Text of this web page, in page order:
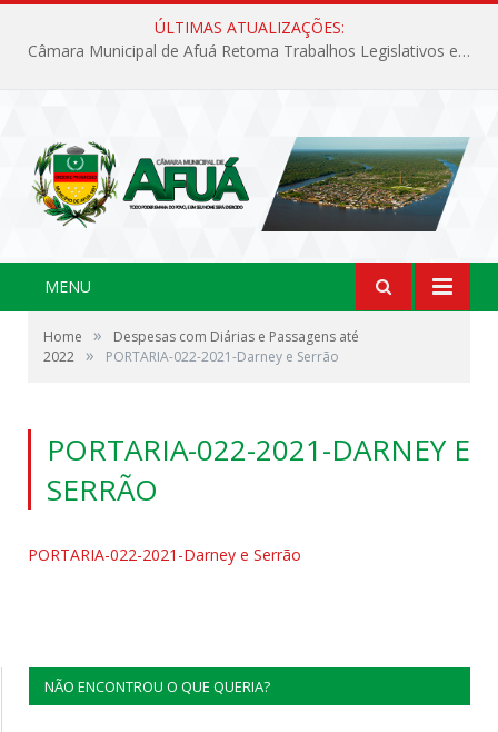
ÚLTIMAS ATUALIZAÇÕES:
Câmara Municipal de Afuá Retoma Trabalhos Legislativos em Sessão Ordinária
MENU
Home »
Despesas com Diárias e Passagens até
2022 » PORTARIA-022-2021-Darney e Serrão
PORTARIA-022-2021-DARNEY E
SERRÃO
PORTARIA-022-2021-Darney e Serrão
NÃO ENCONTROU O QUE QUERIA?